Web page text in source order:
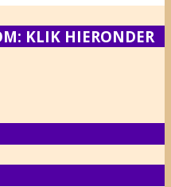
KLIK HIERONDER